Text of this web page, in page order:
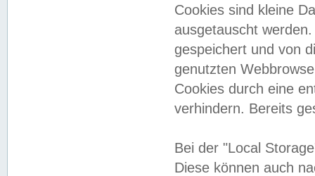
Cookies sind kleine
ausgetauscht
gespeichert und von
genutzten
Cookies durch eine
verhindern. Bereits
Bei der "Local
Diese können auch